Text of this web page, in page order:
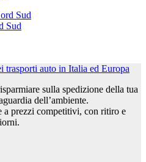
Sud
sulla spedizione della tua
dell’ambiente.
a prezzi competitivi, con ritiro e